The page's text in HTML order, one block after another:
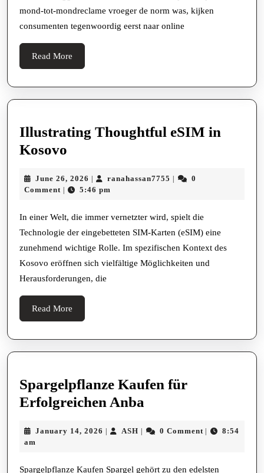
voor
Bedrijven
mond-tot-mondreclame vroeger de norm was, kijken
consumenten tegenwoordig eerst naar online
Read More
More
Illustrating Thoughtful eSIM in
Kosovo
eSIM
Kosovo
June 26, 2026 June
26,
| ranahassan7755 ranahassan7755
|
0
Comment | 5:46 pm
In einer Welt, die immer vernetzter wird, spielt die
Technologie der eingebetteten SIM-Karten (eSIM) eine
zunehmend wichtige Rolle. Im spezifischen Kontext des
Kosovo eröffnen sich vielfältige Möglichkeiten und
Herausforderungen, die
Read More
More
Spargelpflanze Kaufen für
Erfolgreichen Anba
für
January 14, 2026 January
| ASH ASH
| 0 Comment |
8:54
am
Spargelpflanze Kaufen Spargel gehört zu den edelsten